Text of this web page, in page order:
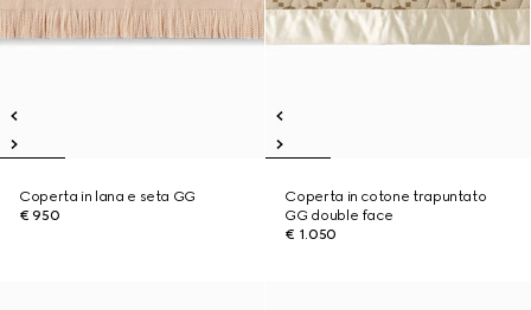
Coperta in lana e seta GG
€ 950
Coperta in cotone trapuntato
GG double face
€ 1.050